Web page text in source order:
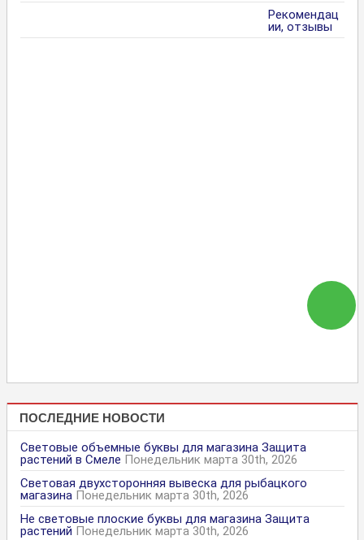
Рекомендац
ии, отзывы
ПОСЛЕДНИЕ НОВОСТИ
Световые объемные буквы для магазина Защита
растений в Смеле Понедельник марта 30th, 2026
Световая двухсторонняя вывеска для рыбацкого
магазина Понедельник марта 30th, 2026
Не световые плоские буквы для магазина Защита
растений Понедельник марта 30th, 2026